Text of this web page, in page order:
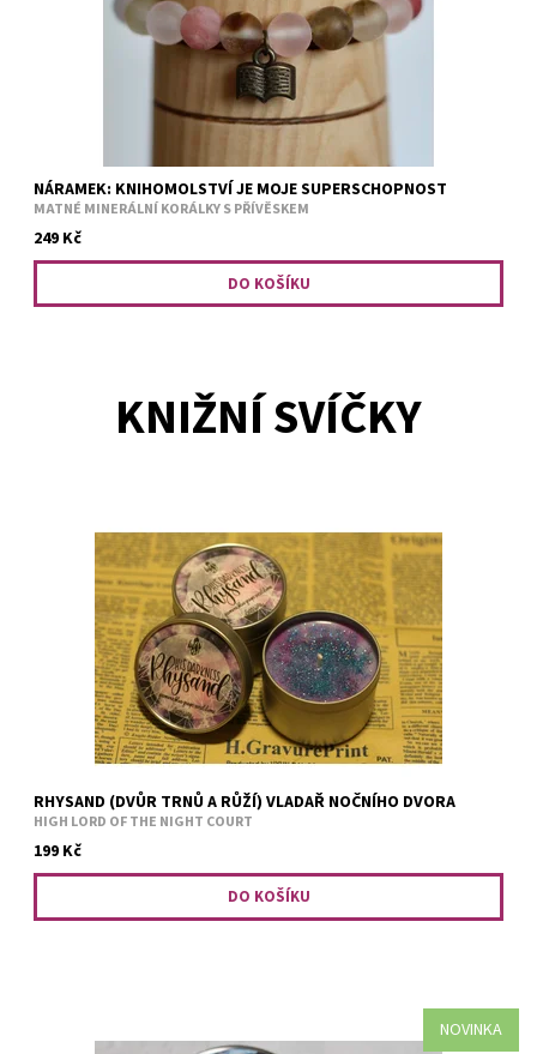
NÁRAMEK: KNIHOMOLSTVÍ JE MOJE SUPERSCHOPNOST
MATNÉ MINERÁLNÍ KORÁLKY S PŘÍVĚSKEM
249 Kč
KNIŽNÍ SVÍČKY
Výrazné spojení důmyslného jasmínu, modrých hroznů a svěží
limety.
RHYSAND (DVŮR TRNŮ A RŮŽÍ) VLADAŘ NOČNÍHO DVORA
HIGH LORD OF THE NIGHT COURT
199 Kč
NOVINKA